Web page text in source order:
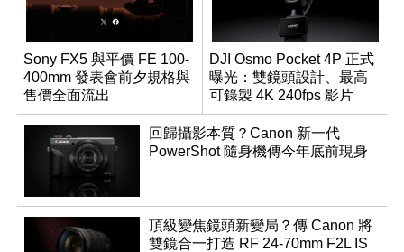
Sony FX5 與平價 FE 100-
400mm 發表會前夕規格與
售價全面流出
DJI Osmo Pocket 4P 正式
曝光：雙鏡頭設計、最高
可錄製 4K 240fps 影片
回歸攝影本質？Canon 新一代
PowerShot 隨身機傳今年底前現身
頂級變焦鏡頭新變局？傳 Canon 將
雙鏡合一打造 RF 24-70mm F2L IS